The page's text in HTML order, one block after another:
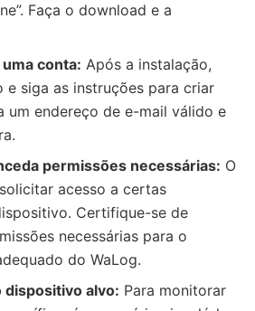
Faça o download e a
conta: Após a instalação,
e siga as instruções para criar
um endereço de e-mail válido e
permissões necessárias: O
acesso a certas
Certifique-se de
necessárias para o
do WaLog.
dispositivo alvo: Para monitorar